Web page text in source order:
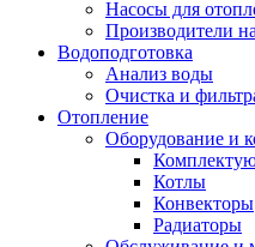
Насосы для
Производители
Водоподготовка
Анализ воды
Очистка и
Отопление
Оборудование и
Котлы
Конвекторы
Радиаторы